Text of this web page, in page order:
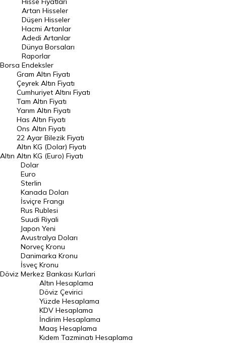
En Çok Düşen Hisseler
Hacmi Artanlar
Geçmiş Kapanışlar
Dünya Borsaları
Raporlar
Endeksler
DÖVİZ
Döviz Kuru
Dolar Kuru
Euro Kuru
Pound Kuru
Frank Kuru
Riyal Kuru
Avustralya Doları
Danimarka Kronu Kuru
Kanada Doları Kuru
Norveç Kronu Kuru
İsveç Kronu Kuru
Japon Yeni Kuru
Serbest Piyasa Döviz Kurları
Merkez Bankası Döviz Kurları
Borsa
Artan Hisseler
Düşen Hisseler
Hacmi Artanlar
Adedi Artanlar
Dünya Borsaları
Raporlar
Endeksler
Altın
Gram Altın Fiyatı
Çeyrek Altın Fiyatı
Cumhuriyet Altını Fiyatı
Tam Altın Fiyatı
Yarım Altın Fiyatı
Has Altın Fiyatı
Ons Altın Fiyatı
22 Ayar Bilezik Fiyatı
Altın KG (Dolar) Fiyatı
Altın KG (Euro) Fiyatı
Döviz
Dolar
Euro
Sterlin
Kanada Doları
İsviçre Frangı
Rus Rublesi
Suudi Riyali
Japon Yeni
Avustralya Doları
Norveç Kronu
Danimarka Kronu
İsveç Kronu
Merkez Bankası Kurlari
Altın Hesaplama
Döviz Çevirici
Yüzde Hesaplama
KDV Hesaplama
İndirim Hesaplama
Maaş Hesaplama
Kıdem Tazminatı Hesaplama